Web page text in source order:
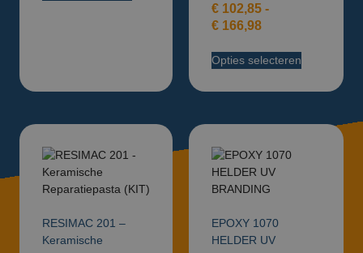
€ 102,85 -
€ 166,98
Opties selecteren
RESIMAC 201 –
Keramische
EPOXY 1070
HELDER UV